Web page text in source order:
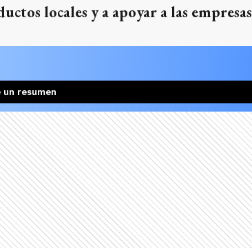
locales y a apoyar a las empresas
un resumen